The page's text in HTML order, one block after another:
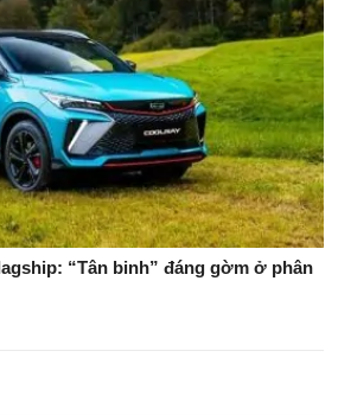
“Tân binh” đáng gờm ở phân